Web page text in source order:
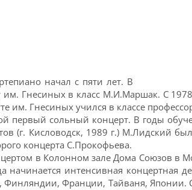
начал с пяти лет. В
Гнесиных в класс М.И.Маршак. С
им. Гнесиных учился в классе
первый сольный концерт. В годы
(г. Кисловодск, 1989 г.) М.Лидский
концерта С.Прокофьева.
в Колонном зале Дома Союзов в
интенсивная концертная
Франции, Тайваня, Японии.